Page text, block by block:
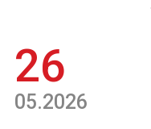
26
05.2026